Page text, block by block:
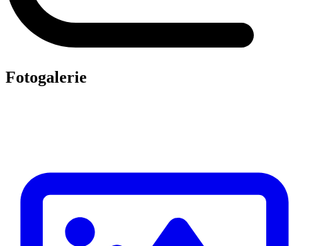
Fotogalerie